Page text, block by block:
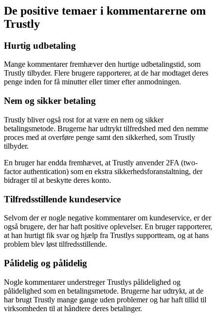
De positive temaer i kommentarerne om
Trustly
Hurtig udbetaling
Mange kommentarer fremhæver den hurtige udbetalingstid, som
Trustly tilbyder. Flere brugere rapporterer, at de har modtaget deres
penge inden for få minutter eller timer efter anmodningen.
Nem og sikker betaling
Trustly bliver også rost for at være en nem og sikker
betalingsmetode. Brugerne har udtrykt tilfredshed med den nemme
proces med at overføre penge samt den sikkerhed, som Trustly
tilbyder.
En bruger har endda fremhævet, at Trustly anvender 2FA (two-
factor authentication) som en ekstra sikkerhedsforanstaltning, der
bidrager til at beskytte deres konto.
Tilfredsstillende kundeservice
Selvom der er nogle negative kommentarer om kundeservice, er der
også brugere, der har haft positive oplevelser. En bruger rapporterer,
at han hurtigt fik svar og hjælp fra Trustlys supportteam, og at hans
problem blev løst tilfredsstillende.
Pålidelig og pålidelig
Nogle kommentarer understreger Trustlys pålidelighed og
pålidelighed som en betalingsmetode. Brugerne har udtrykt, at de
har brugt Trustly mange gange uden problemer og har haft tillid til
virksomheden til at håndtere deres betalinger.